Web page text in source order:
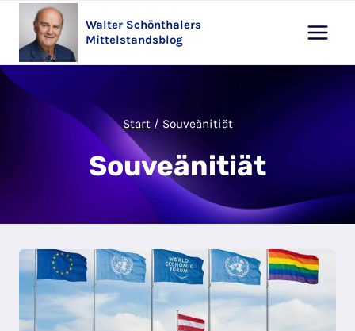
Inhalt
springen
Walter Schönthalers
Mittelstandsblog
Start / Souveänitiät
Souveänitiät